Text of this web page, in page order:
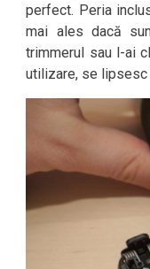
perfect. Peria
mai ales dacă
trimmerul sau l-ai
utilizare, se